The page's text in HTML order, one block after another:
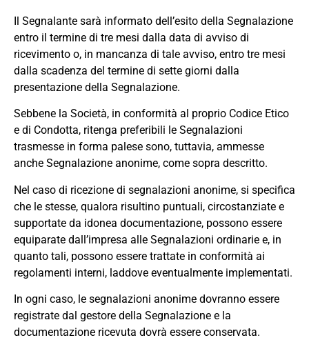
Il Segnalante sarà informato dell’esito della Segnalazione
entro il termine di tre mesi dalla data di avviso di
ricevimento o, in mancanza di tale avviso, entro tre mesi
dalla scadenza del termine di sette giorni dalla
presentazione della Segnalazione.
Sebbene la Società, in conformità al proprio Codice Etico
e di Condotta, ritenga preferibili le Segnalazioni
trasmesse in forma palese sono, tuttavia, ammesse
anche Segnalazione anonime, come sopra descritto.
Nel caso di ricezione di segnalazioni anonime, si specifica
che le stesse, qualora risultino puntuali, circostanziate e
supportate da idonea documentazione, possono essere
equiparate dall’impresa alle Segnalazioni ordinarie e, in
quanto tali, possono essere trattate in conformità ai
regolamenti interni, laddove eventualmente implementati.
In ogni caso, le segnalazioni anonime dovranno essere
registrate dal gestore della Segnalazione e la
documentazione ricevuta dovrà essere conservata.